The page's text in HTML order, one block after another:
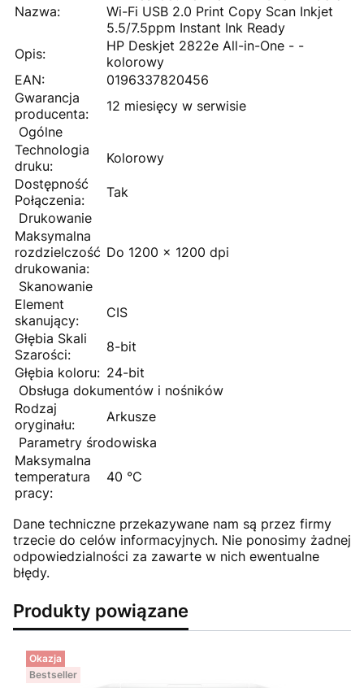
Nazwa:
Wi-Fi USB 2.0 Print Copy Scan Inkjet
5.5/7.5ppm Instant Ink Ready
Opis:
HP Deskjet 2822e All-in-One - -
kolorowy
EAN:
0196337820456
Gwarancja
producenta:
12 miesięcy w serwisie
Ogólne
Technologia
druku:
Kolorowy
Dostępność
Połączenia:
Tak
Drukowanie
Maksymalna
rozdzielczość
drukowania:
Do 1200 x 1200 dpi
Skanowanie
Element
skanujący:
CIS
Głębia Skali
Szarości:
8-bit
Głębia koloru: 24-bit
Obsługa dokumentów i nośników
Rodzaj
oryginału:
Arkusze
Parametry środowiska
Maksymalna
temperatura
pracy:
40 °C
Dane techniczne przekazywane nam są przez firmy
trzecie do celów informacyjnych. Nie ponosimy żadnej
odpowiedzialności za zawarte w nich ewentualne
błędy.
Produkty powiązane
Okazja
Bestseller